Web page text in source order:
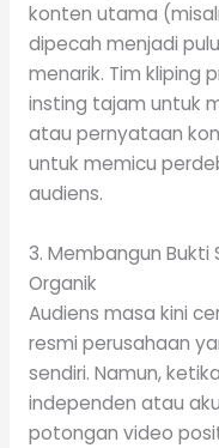
konten utama
dipecah menjadi
menarik. Tim kliping
insting tajam untuk
atau pernyataan
untuk memicu
audiens.
3. Membangun Bukti
Organik
Audiens masa kini
resmi perusahaan
sendiri. Namun,
independen atau
potongan video